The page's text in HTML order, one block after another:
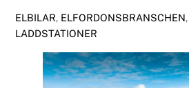
ELBILAR, ELFORDONSBRANSCHEN,
LADDSTATIONER